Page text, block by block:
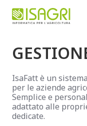
IsaFatt è un
per le aziende
Semplice e
adattato alle
dedicate.